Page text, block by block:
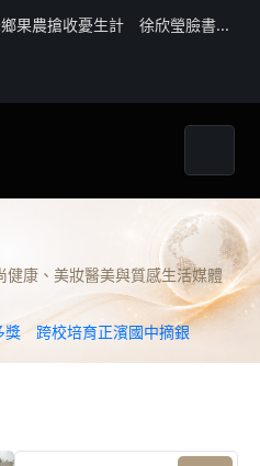
果農搶收憂生計 徐欣瑩臉書發
健康、美妝醫美與質感生活媒體
獎 跨校培育正濱國中摘銀